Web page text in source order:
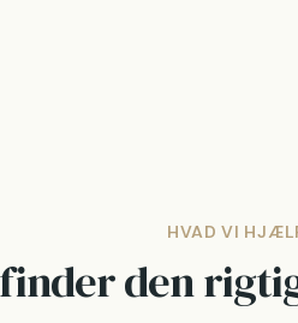
HVAD VI
den